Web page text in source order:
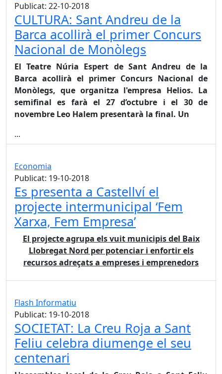
Publicat: 22-10-2018
CULTURA: Sant Andreu de la
Barca acollirà el primer Concurs
Nacional de Monòlegs
El Teatre Núria Espert de Sant Andreu de la
Barca acollirà el primer Concurs Nacional de
Monòlegs, que organitza l'empresa Helios. La
semifinal es farà el 27 d’octubre i el 30 de
novembre Leo Halem presentarà la final. Un
...
Economia
Publicat: 19-10-2018
Es presenta a Castellví el
projecte intermunicipal ‘Fem
Xarxa, Fem Empresa’
El projecte agrupa els vuit municipis del Baix
Llobregat Nord per potenciar i enfortir els
recursos adreçats a empreses i emprenedors
Flash Informatiu
Publicat: 19-10-2018
SOCIETAT: La Creu Roja a Sant
Feliu celebra diumenge el seu
centenari